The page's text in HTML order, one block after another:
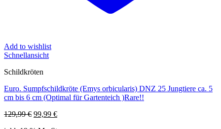
Add to wishlist
Schnellansicht
Schildkröten
Euro. Sumpfschildkröte (Emys orbicularis) DNZ 25 Jungtiere ca. 5
cm bis 6 cm (Optimal für Gartenteich )Rare!!
129,99€ Ursprünglicher
99,99 €Aktueller